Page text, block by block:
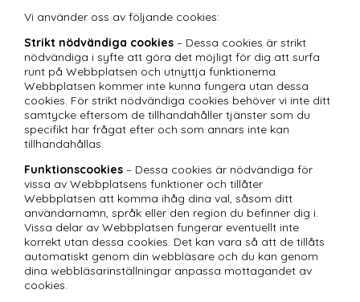
Vi använder oss av följande cookies:
Strikt nödvändiga cookies – Dessa cookies är strikt
nödvändiga i syfte att göra det möjligt för dig att surfa
runt på Webbplatsen och utnyttja funktionerna.
Webbplatsen kommer inte kunna fungera utan dessa
cookies. För strikt nödvändiga cookies behöver vi inte ditt
samtycke eftersom de tillhandahåller tjänster som du
specifikt har frågat efter och som annars inte kan
tillhandahållas.
Funktionscookies – Dessa cookies är nödvändiga för
vissa av Webbplatsens funktioner och tillåter
Webbplatsen att komma ihåg dina val, såsom ditt
användarnamn, språk eller den region du befinner dig i.
Vissa delar av Webbplatsen fungerar eventuellt inte
korrekt utan dessa cookies. Det kan vara så att de tillåts
automatiskt genom din webbläsare och du kan genom
dina webbläsarinställningar anpassa mottagandet av
cookies.